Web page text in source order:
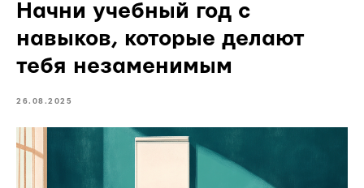
Начни учебный год с
навыков, которые делают
тебя незаменимым
26.08.2025